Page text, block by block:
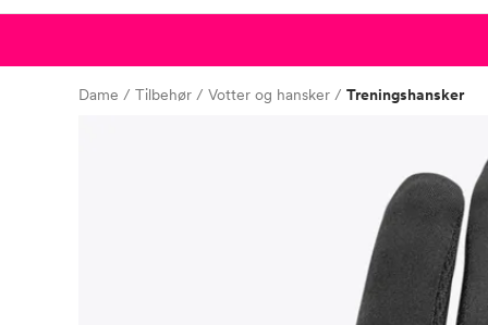
Dame Tilbehør Votter og hansker Treningshansker